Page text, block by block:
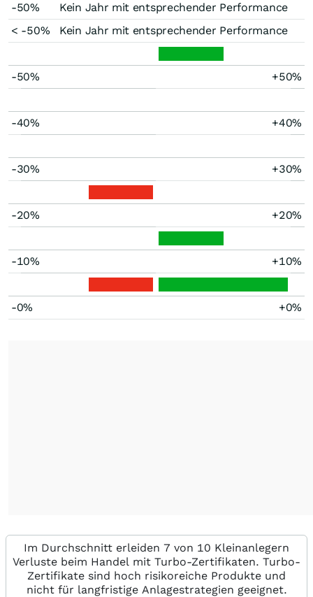
-50%
Kein Jahr mit entsprechender Performance
< -50%
Kein Jahr mit entsprechender Performance
-50% +50%
-40% +40%
-30% +30%
-20% +20%
-10% +10%
-0% +0%
Im Durchschnitt erleiden 7 von 10 Kleinanlegern
Verluste beim Handel mit Turbo-Zertifikaten. Turbo-
Zertifikate sind hoch risikoreiche Produkte und
nicht für langfristige Anlagestrategien geeignet.